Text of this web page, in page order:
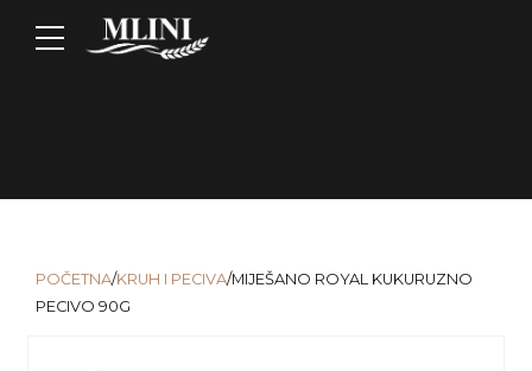
POČETNA/KRUH I PECIVA/MIJEŠANO ROYAL KUKURUZNO
PECIVO 90G